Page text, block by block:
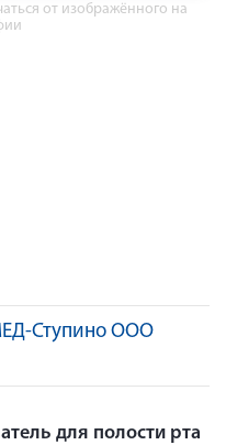
от изображённого на
Ступино ООО
для полости рта